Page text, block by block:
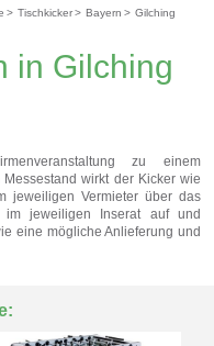
> Tischkicker> Bayern > Gilching
in Gilching
zu einem
wirkt der Kicker wie
jeweiligen Vermieter über das
im jeweiligen Inserat auf und
eine mögliche Anlieferung und